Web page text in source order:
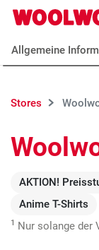
Zum Hauptinhalt
Woolworth
Allgemeine
Stores
AKTION!
Anime T-Shirts
1 Nur solange der